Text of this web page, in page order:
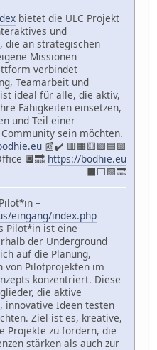
bietet die ULC Projekt
und
an strategischen
Missionen
verbindet
Teamarbeit und
ideal für alle, die aktiv,
Fähigkeiten einsetzen,
und Teil einer
sein möchten.
📰✔️ 🟥🟧🟨🟩🟦🟪
🔲🔜 https://bodhie.eu
⬛️⬜️🟪🔜
–
eingang/index.php
Pilot*in ist eine
der Underground
auf die Planung,
von Pilotprojekten im
konzentriert. Diese
die aktive
innovative Ideen testen
Ziel ist es, kreative,
Projekte zu fördern, die
stärken als auch zur